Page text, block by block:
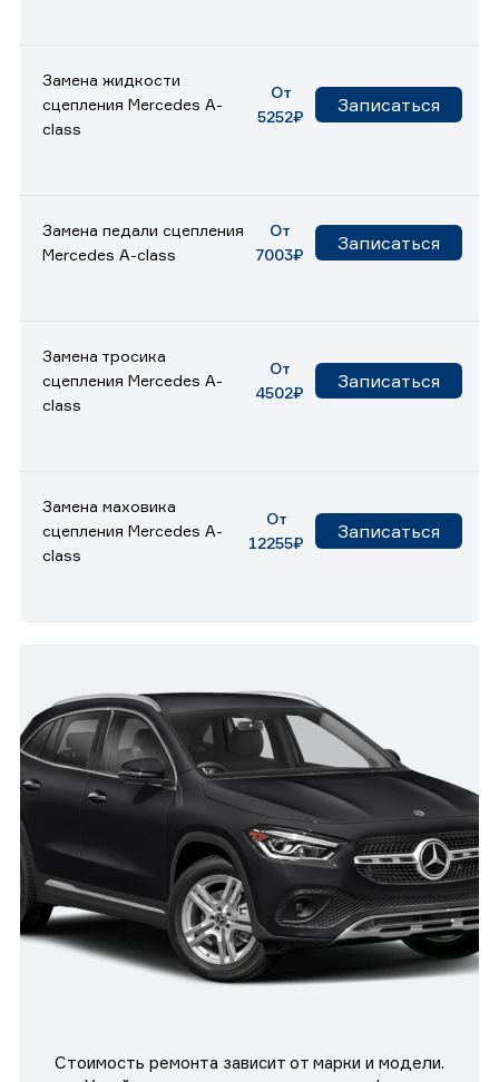
Замена жидкости
сцепления Mercedes A-
class
От
5252₽
Записаться
Замена педали сцепления
Mercedes A-class
От
7003₽
Записаться
Замена тросика
сцепления Mercedes A-
class
От
4502₽
Записаться
Замена маховика
сцепления Mercedes A-
class
От
12255₽
Записаться
Стоимость ремонта зависит от марки и модели.